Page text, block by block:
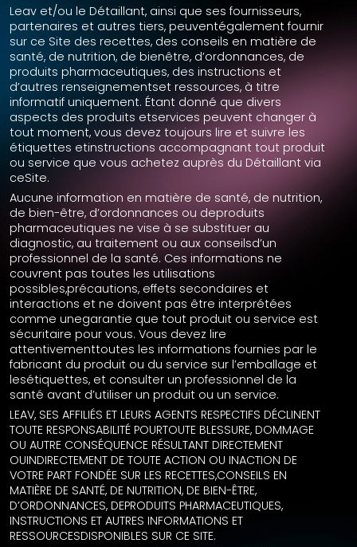
Leav et/ou le Détaillant, ainsi que ses fournisseurs,
partenaires et autres tiers, peuventégalement fournir
sur ce Site des recettes, des conseils en matière de
santé, de nutrition, de bienêtre, d’ordonnances, de
produits pharmaceutiques, des instructions et
d’autres renseignementset ressources, à titre
informatif uniquement. Étant donné que divers
aspects des produits etservices peuvent changer à
tout moment, vous devez toujours lire et suivre les
étiquettes etinstructions accompagnant tout produit
ou service que vous achetez auprès du Détaillant via
ceSite.
Aucune information en matière de santé, de nutrition,
de bien-être, d’ordonnances ou deproduits
pharmaceutiques ne vise à se substituer au
diagnostic, au traitement ou aux conseilsd’un
professionnel de la santé. Ces informations ne
couvrent pas toutes les utilisations
possibles,précautions, effets secondaires et
interactions et ne doivent pas être interprétées
comme unegarantie que tout produit ou service est
sécuritaire pour vous. Vous devez lire
attentivementtoutes les informations fournies par le
fabricant du produit ou du service sur l’emballage et
lesétiquettes, et consulter un professionnel de la
santé avant d’utiliser un produit ou un service.
LEAV, SES AFFILIÉS ET LEURS AGENTS RESPECTIFS DÉCLINENT
TOUTE RESPONSABILITÉ POURTOUTE BLESSURE, DOMMAGE
OU AUTRE CONSÉQUENCE RÉSULTANT DIRECTEMENT
OUINDIRECTEMENT DE TOUTE ACTION OU INACTION DE
VOTRE PART FONDÉE SUR LES RECETTES,CONSEILS EN
MATIÈRE DE SANTÉ, DE NUTRITION, DE BIEN-ÊTRE,
D’ORDONNANCES, DEPRODUITS PHARMACEUTIQUES,
INSTRUCTIONS ET AUTRES INFORMATIONS ET
RESSOURCESDISPONIBLES SUR CE SITE.